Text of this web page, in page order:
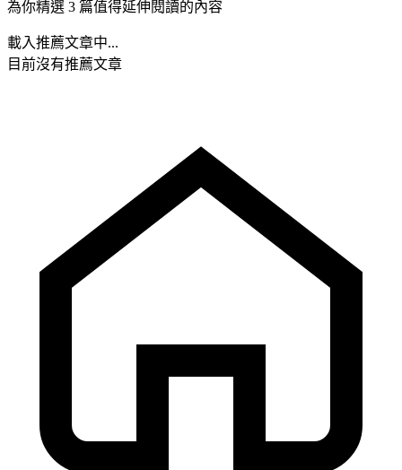
為你精選 3 篇值得延伸閱讀的內容
載入推薦文章中...
目前沒有推薦文章